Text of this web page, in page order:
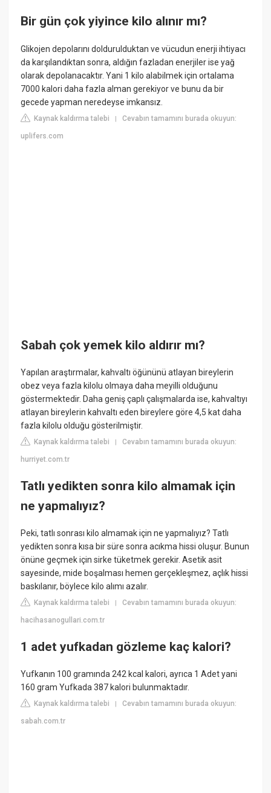
Bir gün çok yiyince kilo alınır mı?
Glikojen depolarını doldurulduktan ve vücudun enerji ihtiyacı
da karşılandıktan sonra, aldığın fazladan enerjiler ise yağ
olarak depolanacaktır. Yani 1 kilo alabilmek için ortalama
7000 kalori daha fazla alman gerekiyor ve bunu da bir
gecede yapman neredeyse imkansız.
Kaynak kaldırma talebi |Cevabın tamamını burada okuyun:
uplifers.com
Sabah çok yemek kilo aldırır mı?
Yapılan araştırmalar, kahvaltı öğününü atlayan bireylerin
obez veya fazla kilolu olmaya daha meyilli olduğunu
göstermektedir. Daha geniş çaplı çalışmalarda ise, kahvaltıyı
atlayan bireylerin kahvaltı eden bireylere göre 4,5 kat daha
fazla kilolu olduğu gösterilmiştir.
Kaynak kaldırma talebi |Cevabın tamamını burada okuyun:
hurriyet.com.tr
Tatlı yedikten sonra kilo almamak için
ne yapmalıyız?
Peki, tatlı sonrası kilo almamak için ne yapmalıyız? Tatlı
yedikten sonra kısa bir süre sonra acıkma hissi oluşur. Bunun
önüne geçmek için sirke tüketmek gerekir. Asetik asit
sayesinde, mide boşalması hemen gerçekleşmez, açlık hissi
baskılanır, böylece kilo alımı azalır.
Kaynak kaldırma talebi |Cevabın tamamını burada okuyun:
hacihasanogullari.com.tr
1 adet yufkadan gözleme kaç kalori?
Yufkanın 100 gramında 242 kcal kalori, ayrıca 1 Adet yani
160 gram Yufkada 387 kalori bulunmaktadır.
Kaynak kaldırma talebi |Cevabın tamamını burada okuyun:
sabah.com.tr